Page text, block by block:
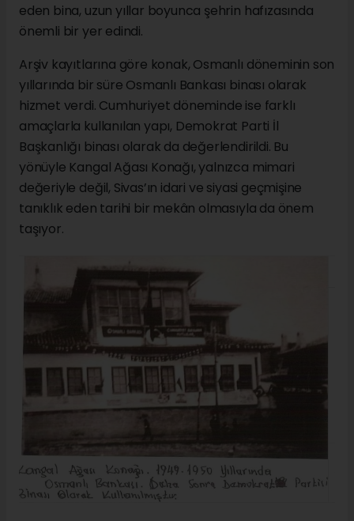
eden bina, uzun yıllar boyunca şehrin hafızasında
önemli bir yer edindi.
Arşiv kayıtlarına göre konak, Osmanlı döneminin son
yıllarında bir süre Osmanlı Bankası binası olarak
hizmet verdi. Cumhuriyet döneminde ise farklı
amaçlarla kullanılan yapı, Demokrat Parti İl
Başkanlığı binası olarak da değerlendirildi. Bu
yönüyle Kangal Ağası Konağı, yalnızca mimari
değeriyle değil, Sivas’ın idari ve siyasi geçmişine
tanıklık eden tarihi bir mekân olmasıyla da önem
taşıyor.